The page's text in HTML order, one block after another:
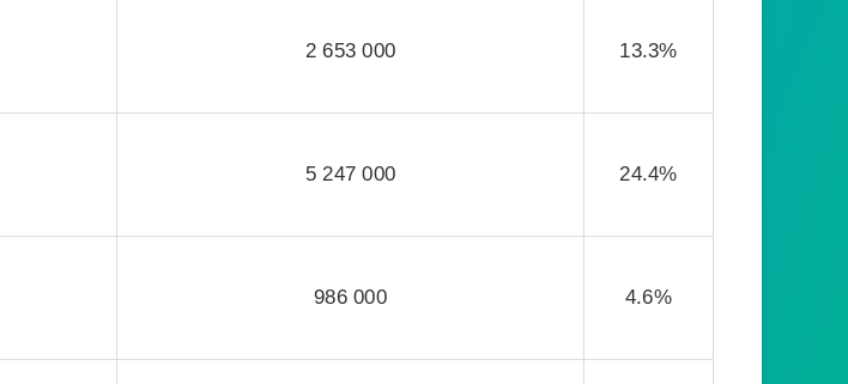
2 653 000 13.3%
5 247 000 24.4%
986 000 4.6%